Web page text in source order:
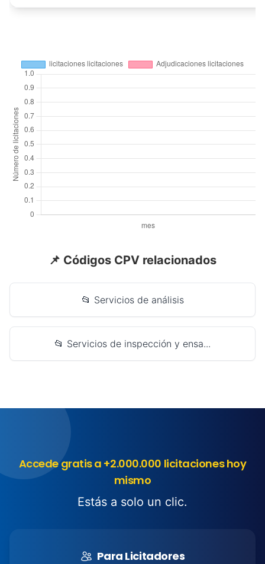
📌 Códigos CPV relacionados
📂 Servicios de análisis
📂 Servicios de inspección y ensa...
Accede gratis a +2.000.000 licitaciones hoy
mismo
Estás a solo un clic.
Para Licitadores